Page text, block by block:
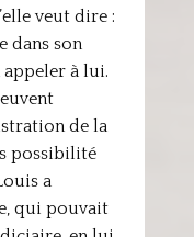
veut dire :
dans son
appeler à lui.
de la
possibilité
a
qui pouvait